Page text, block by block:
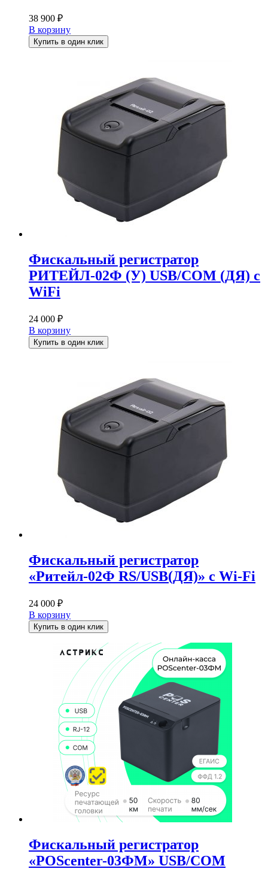
38 900 ₽
В корзину
Купить в один клик
Фискальный регистратор
РИТЕЙЛ-02Ф (У) USB/COM (ДЯ) с
WiFi
24 000 ₽
В корзину
Купить в один клик
Фискальный регистратор
«Ритейл-02Ф RS/USB(ДЯ)» c Wi-Fi
24 000 ₽
В корзину
Купить в один клик
Фискальный регистратор
«POScenter-03ФМ» USB/COM